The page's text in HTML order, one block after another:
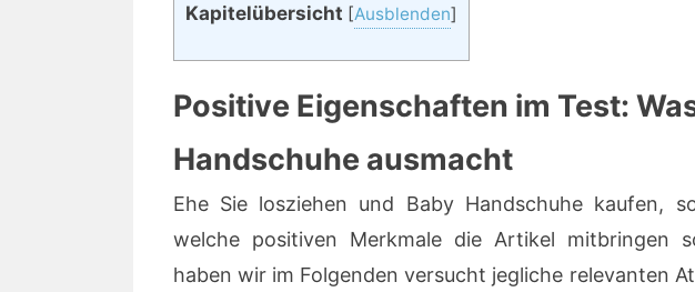
Kapitelübersicht [Ausblenden]
Positive Eigenschaften im Test:
Handschuhe ausmacht
Ehe Sie losziehen und Baby Handschuhe kaufen,
welche positiven Merkmale die Artikel mitbringen
haben wir im Folgenden versucht jegliche relevanten